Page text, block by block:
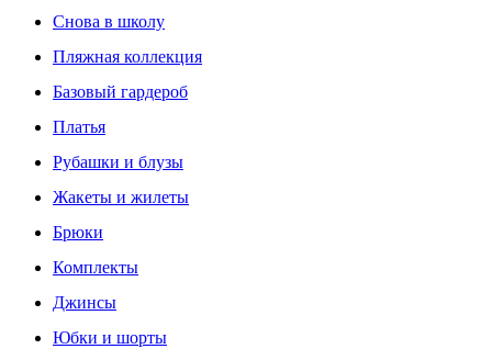
Снова в школу
Пляжная коллекция
Базовый гардероб
Платья
Рубашки и блузы
Жакеты и жилеты
Брюки
Комплекты
Джинсы
Юбки и шорты